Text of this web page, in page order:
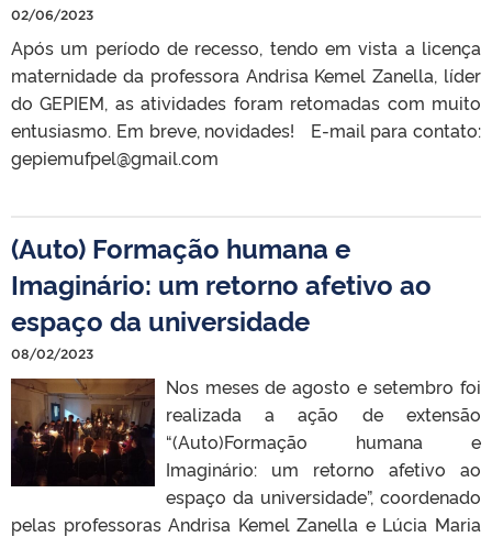
02/06/2023
Após um período de recesso, tendo em vista a licença
maternidade da professora Andrisa Kemel Zanella, líder
do GEPIEM, as atividades foram retomadas com muito
entusiasmo. Em breve, novidades! E-mail para contato:
gepiemufpel@gmail.com
(Auto) Formação humana e
Imaginário: um retorno afetivo ao
espaço da universidade
08/02/2023
Nos meses de agosto e setembro foi
realizada a ação de extensão
“(Auto)Formação humana e
Imaginário: um retorno afetivo ao
espaço da universidade”, coordenado
pelas professoras Andrisa Kemel Zanella e Lúcia Maria